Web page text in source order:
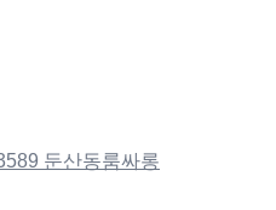
둔산동룸싸롱